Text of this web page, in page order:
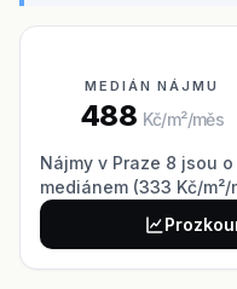
MEDIÁN NÁJMU
488 Kč/m²/měs
Nájmy v Praze 8 jsou o
mediánem (333 Kč/m²/